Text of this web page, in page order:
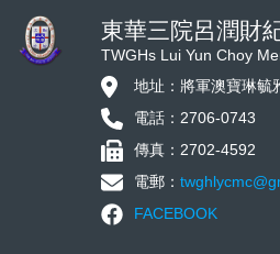
東華三院呂潤財
TWGHs Lui Yun Choy
地址：將軍澳寶琳毓
電話：2706-0743
傳真：2702-4592
電郵：
FACEBOOK